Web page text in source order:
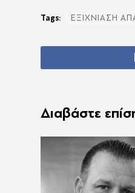
Tags: ΕΞΙΧΝΙΑΣΗ
Διαβάστε